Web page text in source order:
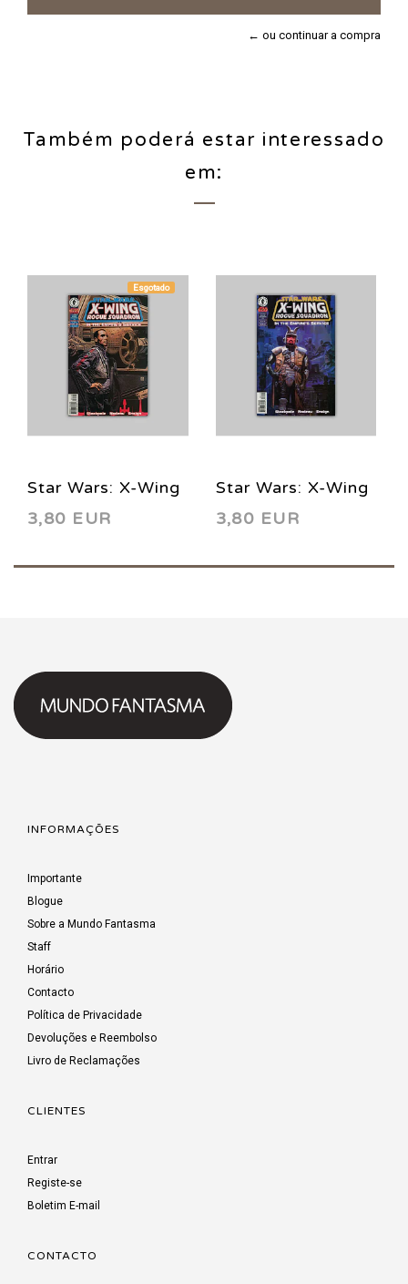
← ou continuar a compra
Também poderá estar interessado
em:
Esgotado
Star Wars: X-Wing
Rogue Squadron
3,80 EUR
Star Wars: X-Wing
Rogue Squadron
3,80 EUR
INFORMAÇÕES
Importante
Blogue
Sobre a Mundo Fantasma
Staff
Horário
Contacto
Política de Privacidade
Devoluções e Reembolso
Livro de Reclamações
CLIENTES
Entrar
Registe-se
Boletim E-mail
CONTACTO